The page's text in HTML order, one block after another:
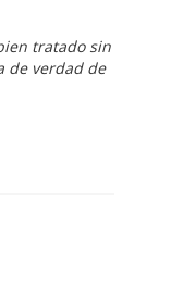
tratado sin
de verdad de